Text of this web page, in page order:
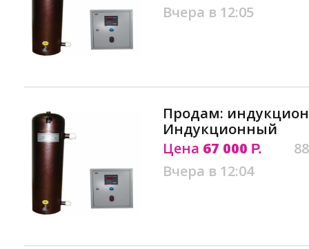
Вчера в 12:05
Продам:
Индукционный
Цена 67 000 Р.
Вчера в 12:04